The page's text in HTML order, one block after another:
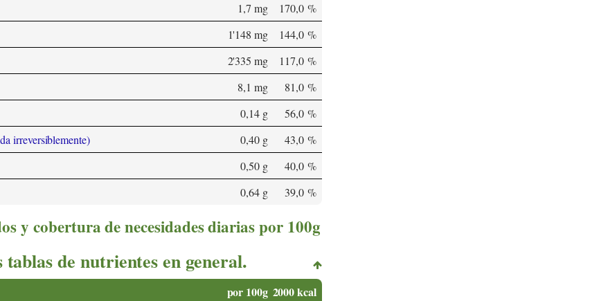
1,7 mg
170,0 %
1'148 mg
144,0 %
2'335 mg
117,0 %
8,1 mg
81,0 %
0,14 g
56,0 %
irreversiblemente) 0,40 g
43,0 %
0,50 g
40,0 %
0,64 g 39,0 %
y cobertura de necesidades diarias por 100g
tablas de nutrientes en general.
por 100g 2000 kcal